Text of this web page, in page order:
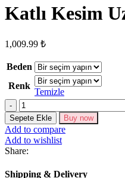
Katlı Kesim
1,009.99 ₺
Beden
Renk
Temizle
Katlı
Kesim
Uzun
Etek
adet
Sepete Ekle Buy now
Add to compare
Add to wishlist
Share:
Shipping & Delivery